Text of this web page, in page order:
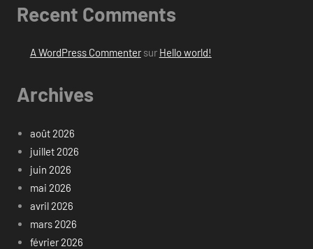
Recent Comments
A WordPress Commentersur Hello world!
Archives
août 2026
juillet 2026
juin 2026
mai 2026
avril 2026
mars 2026
février 2026